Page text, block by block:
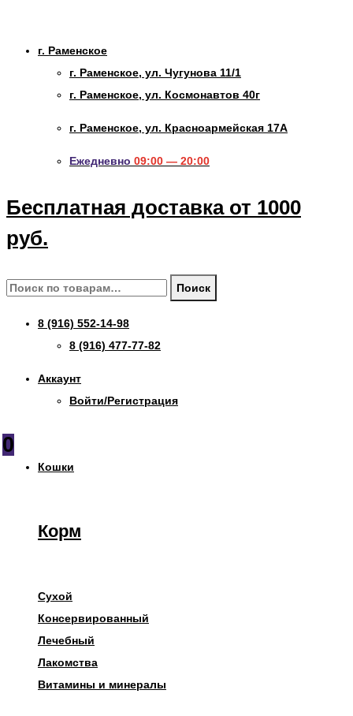
г. Раменское
г. Раменское, ул. Чугунова 11/1
г. Раменское, ул. Космонавтов 40г
г. Раменское, ул. Красноармейская 17А
Ежедневно 09:00 — 20:00
Бесплатная доставка от 1000
руб.
Искать: Поиск
8 (916) 552-14-98
8 (916) 477-77-82
Аккаунт
Войти/Регистрация
0
Кошки
Корм
Сухой
Консервированный
Лечебный
Лакомства
Витамины и минералы